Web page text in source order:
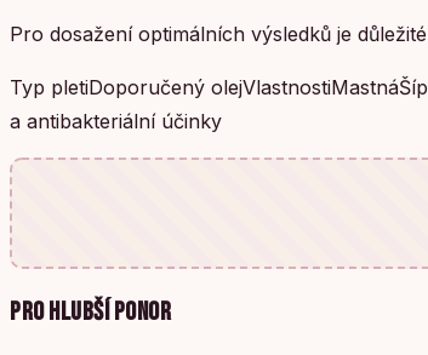
Pro dosažení optimálních výsledků je
Typ pletiDoporučený
a antibakteriální účinky
PRO HLUBŠÍ PONOR